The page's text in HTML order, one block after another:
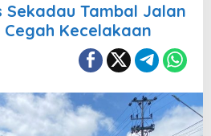
Tambal Jalan
Kecelakaan